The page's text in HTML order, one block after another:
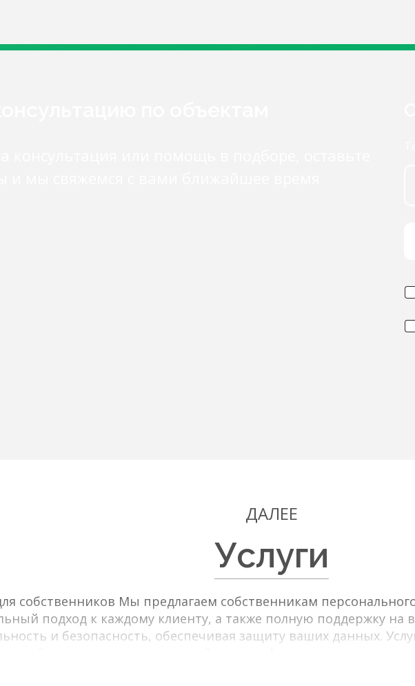
ДАЛЕЕ
Услуги
собственников Мы предлагаем собственникам
подход к каждому клиенту, а также полную поддержку на
и безопасность, обеспечивая защиту ваших данных.